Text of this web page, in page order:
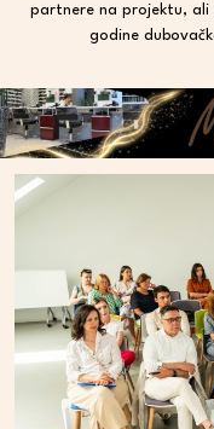
partnere na projektu, ali
godine